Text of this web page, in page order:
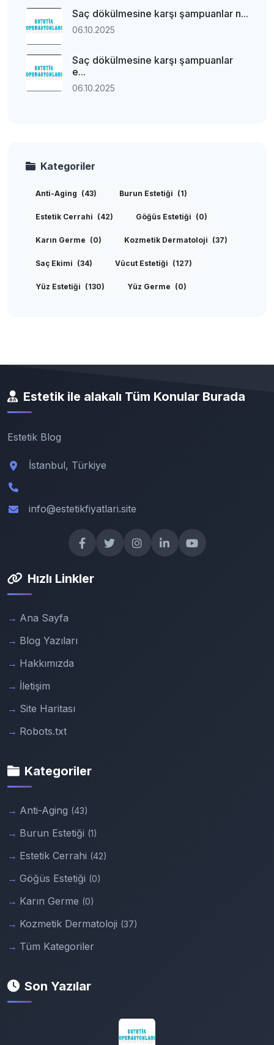
Saç dökülmesine karşı şampuanlar n...
06.10.2025
Saç dökülmesine karşı şampuanlar
e...
06.10.2025
Kategoriler
Anti-Aging (43) Burun Estetiği (1)
Estetik Cerrahi (42) Göğüs Estetiği (0)
Karın Germe (0) Kozmetik Dermatoloji (37)
Saç Ekimi (34) Vücut Estetiği (127)
Yüz Estetiği (130) Yüz Germe (0)
Estetik ile alakalı Tüm Konular Burada
Estetik Blog
İstanbul, Türkiye
info@estetikfiyatlari.site
Hızlı Linkler
Ana Sayfa
Blog Yazıları
Hakkımızda
İletişim
Site Haritası
Robots.txt
Kategoriler
Anti-Aging (43)
Burun Estetiği (1)
Estetik Cerrahi (42)
Göğüs Estetiği (0)
Karın Germe (0)
Kozmetik Dermatoloji (37)
Tüm Kategoriler
Son Yazılar